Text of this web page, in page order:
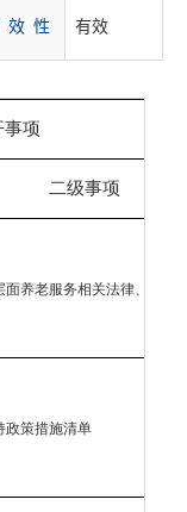
效 性 有效
事项
二级事项
面养老服务相关法律、法规
政策措施清单